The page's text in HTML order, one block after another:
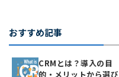
おすすめ記事
CRMとは？導入の目
的・メリットから選び